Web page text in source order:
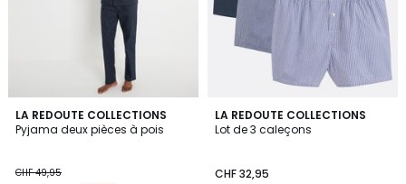
LA REDOUTE COLLECTIONS
Pyjama deux pièces à pois
CHF 49,95
4,4
/ 5
LA REDOUTE COLLECTIONS
Lot de 3 caleçons
CHF 32,95
4,8
/ 5
2
Couleurs